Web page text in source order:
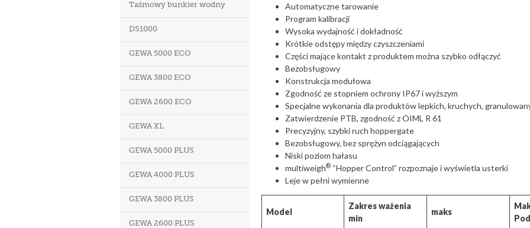
Taśmowy bunkier wodny
DS1000
GEWA 5000 ECO
GEWA 3800 ECO
GEWA 2600 ECO
GEWA XL
GEWA 5000 PLUS
GEWA 4000 PLUS
GEWA 3800 PLUS
GEWA 2600 PLUS
Automatyczne tarowanie
Program kalibracji
Wysoka wydajność i dokładność
Krótkie odstępy między czyszczeniami
Części mające kontakt z produktem można szybko odłączyć
Bezobsługowy
Konstrukcja modułowa
Zgodność ze stopniem ochrony IP67 i wyższym
Specjalne wykonania dla produktów lepkich, kruchych,
Zatwierdzenie PTB, zgodność z OIML R 61
Precyzyjny, szybki ruch hoppergate
Bezobsługowy, bez sprężyn odciągających
Niski poziom hałasu
multiweigh®“Hopper Control” rozpoznaje i wyświetla usterki
Leje w pełni wymienne
Model
Zakres ważenia
min
maks